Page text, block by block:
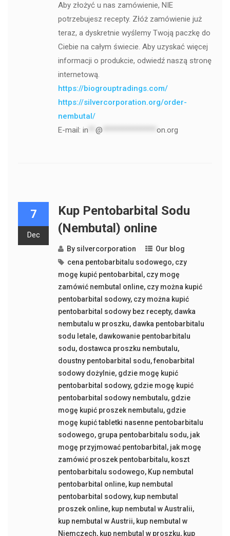
Aby złożyć u nas zamówienie, NIE
potrzebujesz recepty. Złóż zamówienie już
teraz, a dyskretnie wyślemy Twoją paczkę do
Ciebie na całym świecie. Aby uzyskać więcej
informacji o produkcie, odwiedź naszą stronę
internetową.
https://biogrouptradings.com/
https://silvercorporation.org/order-
nembutal/
E-mail: in @ on.org
7
Dec
Kup Pentobarbital Sodu
(Nembutal) online
By silvercorporation
Our blog
cena pentobarbitalu sodowego, czy
mogę kupić pentobarbital , czy mogę
zamówić nembutal online, czy można kupić
pentobarbital sodowy, czy można kupić
pentobarbital sodowy bez recepty, dawka
nembutalu w proszku, dawka pentobarbitalu
sodu letale, dawkowanie pentobarbitalu
sodu, dostawca proszku nembutalu,
doustny pentobarbital sodu,fenobarbital
sodowy dożylnie, gdzie mogę kupić
pentobarbital sodowy, gdzie mogę kupić
pentobarbital sodowy nembutalu, gdzie
mogę kupić proszek nembutalu, gdzie
mogę kupić tabletki nasenne pentobarbitalu
sodowego, grupa pentobarbitalu sodu, jak
mogę przyjmować pentobarbital , jak mogę
zamówić proszek pentobarbitalu, koszt
pentobarbitalu sodowego, Kup nembutal
pentobarbital online, kup nembutal
pentobarbital sodowy, kup nembutal
proszek online, kup nembutal w Australii,
kup nembutal w Austrii, kup nembutal w
Niemczech, kup nembutal w proszku, kup